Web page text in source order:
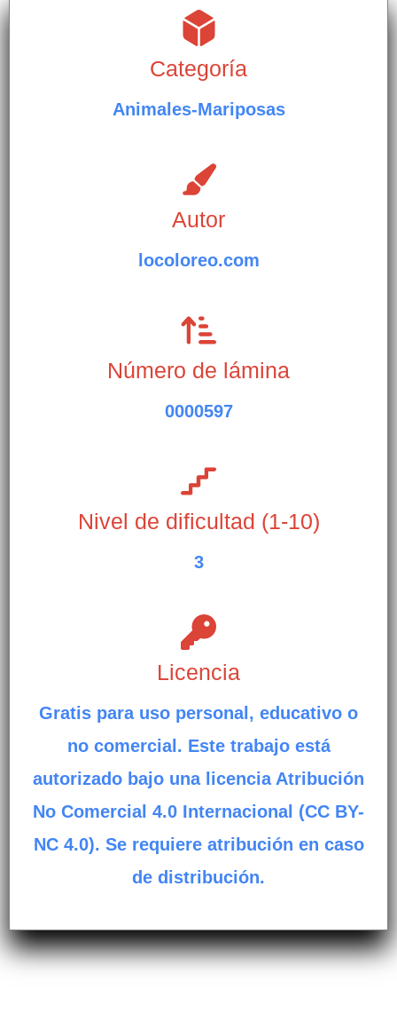
Categoría
Animales-Mariposas
Autor
locoloreo.com
Número de lámina
0000597
Nivel de dificultad (1-10)
3
Licencia
Gratis para uso personal, educativo o
no comercial. Este trabajo está
autorizado bajo una licencia Atribución
No Comercial 4.0 Internacional (CC BY-
NC 4.0). Se requiere atribución en caso
de distribución.